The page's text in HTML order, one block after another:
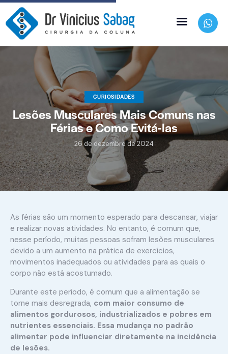
CURIOSIDADES
Lesões Musculares Mais Comuns nas
Férias e Como Evitá-las
26 de dezembro de 2024
As férias são um momento esperado para descansar, viajar
e realizar novas atividades. No entanto, é comum que,
nesse período, muitas pessoas sofram lesões musculares
devido a um aumento na prática de exercícios,
movimentos inadequados ou atividades para as quais o
corpo não está acostumado.
Durante este período, é comum que a alimentação se
torne mais desregrada, com maior consumo de
alimentos gordurosos, industrializados e pobres em
nutrientes essenciais. Essa mudança no padrão
alimentar pode influenciar diretamente na incidência
de lesões.